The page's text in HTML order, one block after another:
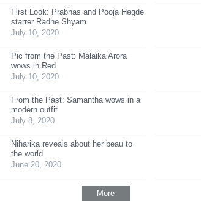
First Look: Prabhas and Pooja Hegde
starrer Radhe Shyam
July 10, 2020
Pic from the Past: Malaika Arora
wows in Red
July 10, 2020
From the Past: Samantha wows in a
modern outfit
July 8, 2020
Niharika reveals about her beau to
the world
June 20, 2020
More